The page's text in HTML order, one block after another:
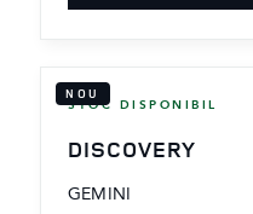
NOU
STOC DISPONIBIL
DISCOVERY
GEMINI